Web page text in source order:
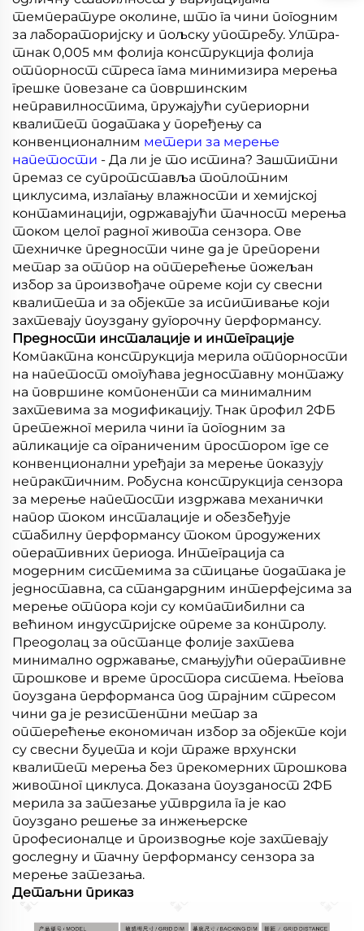
температуре околине, што га чини погодним
за лабораторијску и пољску употребу. Ултра-
тнак 0,005 мм фолија конструкција фолија
отпорност стреса гама минимизира мерења
грешке повезане са површинским
неправилностима, пружајући супериорни
квалитет података у поређењу са
конвенционалним метери за мерење
напетости - Да ли је то истина? Заштитни
премаз се супротставља топлотним
циклусима, излагању влажности и хемијској
контаминацији, одржавајући тачност мерења
током целог радног живота сензора. Ове
техничке предности чине да је препорени
метар за отпор на оптерећење пожељан
избор за произвођаче опреме који су свесни
квалитета и за објекте за испитивање који
захтевају поуздану дугорочну перформансу.
Предности инсталације и интеграције
Компактна конструкција мерила отпорности
на напетост омогућава једноставну монтажу
на површине компоненти са минималним
захтевима за модификацију. Тнак профил 2ФБ
претежног мерила чини га погодним за
апликације са ограниченим простором где се
конвенционални уређаји за мерење показују
непрактичним. Робусна конструкција сензора
за мерење напетости издржава механички
напор током инсталације и обезбеђује
стабилну перформансу током продужених
оперативних периода. Интеграција са
модерним системима за стицање података је
једноставна, са стандардним интерфејсима за
мерење отпора који су компатибилни са
већином индустријске опреме за контролу.
Преодолац за опстанце фолије захтева
минимално одржавање, смањујући оперативне
трошкове и време простора система. Његова
поуздана перформанса под трајним стресом
чини да је резистентни метар за
оптерећење економичан избор за објекте који
су свесни буџета и који траже врхунски
квалитет мерења без прекомерних трошкова
животног циклуса. Доказана поузданост 2ФБ
мерила за затезање утврдила га је као
поуздано решење за инжењерске
професионалце и производње које захтевају
доследну и тачну перформансу сензора за
мерење затезања.
Детаљни приказ